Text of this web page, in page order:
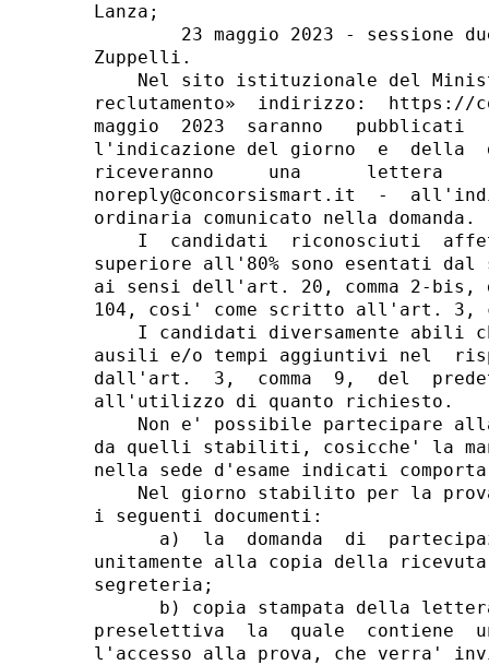
Lanza;
23 maggio 2023 - sessione
Zuppelli.
Nel sito istituzionale del
reclutamento»  indirizzo:
maggio  2023  saranno
l'indicazione del giorno  e  della
riceveranno     una      lettera
noreply@concorsismart.it  -
ordinaria comunicato nella domanda.
I  candidati  riconosciuti
superiore all'80% sono esentati
ai sensi dell'art. 20, comma 2-
104, cosi' come scritto all'art. 3,
I candidati diversamente abili
ausili e/o tempi aggiuntivi nel
dall'art.  3,  comma  9,  del
all'utilizzo di quanto richiesto.
Non e' possibile partecipare
da quelli stabiliti, cosicche' la
nella sede d'esame indicati
Nel giorno stabilito per la
i seguenti documenti:
a)  la  domanda  di
unitamente alla copia della
segreteria;
b) copia stampata della
preselettiva  la  quale  contiene
l'accesso alla prova, che verra'